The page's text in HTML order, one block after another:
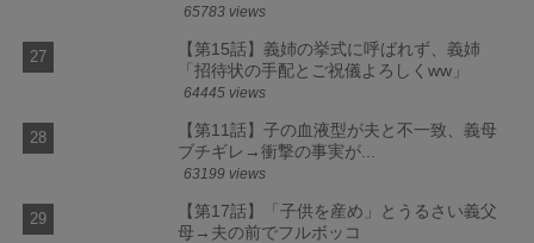
65783 views
【第15話】義姉の挙式に呼ばれず、義姉
「招待状の手配とご祝儀よろしくww」
64445 views
【第11話】子の血液型が夫と不一致、義母
ブチギレ→衝撃の事実が...
63199 views
【第17話】「子供を産め」とうるさい義父
母→夫の前でフルボッコ